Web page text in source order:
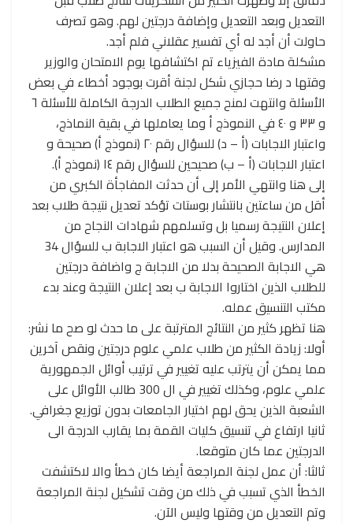
التعديل وبعد التعديل وإضافة درجتين لهم. وهو تصرف
حاولت أن أجد له أي تفسير عقلاني فلم أجد.
مشكلة مادة الفيزياء تم اكتشافها يوم الامتحان والوزير
وقتها د رضا حجازي شكل لجنة أقرت بوجود أخطاء في بعض
الأسئلة وانتهت لمنح جميع الطلاب الدرجة الكاملة للأسئلة ٦
و ٣٣ و ٤٠ في النموذج أ وما يعاملها في بقية النماذج،
واعتبار الاجابات (أ – د) للسؤال رقم ٢٠ (نموذج أ) صحيحة و
اعتبار الاجابات (أ – ب) صحيحين للسؤال رقم ١٤ (نموذج أ).
إلى هنا وانتهي الأمر إلى أن حدثت المفاجأة الكبري من
أقل من ساعتين بانتشار بوستات تؤكد تعديل نتيجة طلاب بعد
إعلان النتيجة رسميا بل وتسلمهم شهادات النجاح من
المدارس. وقيل أن السبب هو اعتبار الاجابة ب للسؤال 34
هي الاجابة الصحيحة بدلا من الاجابة ج واضافة درجتين
للطلاب الذين اختاروا الاجابة ب بعد إعلان النتيجة وعند بدء
مكتب التنسيق عمله.
هنا تظهر كثير من النتائج المترتبة على ما حدث لو صح ما نشر:
أولا: زيادة الكثير من طلاب علمي علوم درجتين ونقص آخرين
مما يمكن أن يترتب عليه تغيير في ترتيب أوائل الجمهورية
علمي علوم، وكذلك تغيير في ال 300 طالب الأوائل على
الشعبة الذين يحق لهم اختيار الجامعات بدون توزيع جغرافي.
ثانيا ارتفاع في تنسيق كليات القمة بما يقارب الدرجة الى
الدرجتين عما كان متوقعا.
ثالثا: أن عمل لجنة المراجعة أيضا كان خطأ والا لاكتشفت
الخطأ الذي تسبب في ذلك من وقت تشكيل لجنة المراجعة
وتم التعديل من وقتها وليس الآن.